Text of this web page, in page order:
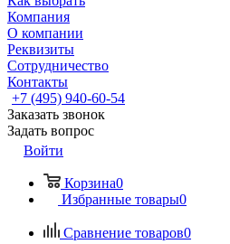
Компания
О компании
Реквизиты
Сотрудничество
Контакты
+7 (495) 940-60-54
Заказать звонок
Задать вопрос
Войти
Корзина0
Избранные товары0
Сравнение товаров0